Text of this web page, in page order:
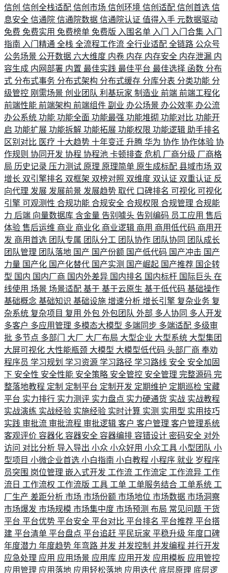
信创 信创全栈适配 信创市场 信创环境 信创适配 信创首选 信
息安全 信通院 信通院数据 信通院认证 值得入手 元数据驱动
免费 免费实用 免费榜单 免费版 入围名单 入门 入门合集 入门
指南 入门精通 全栈 全流程工作流 全行业适配 全链路 公众号
公务场景 公开数据 六大维度 内卷 内存 内存安全 内存泄漏 内
容生成 内网部署 内置 最佳实践 最佳平台 最佳选择 函数 分布
式 分布式事务 分布式架构 分布式缓存 分库分表 分类功能 分
级管控 刚需场景 创业团队 利基玩家 制造业 前端 前端工程化
前端性能 前端架构 前端组件 副业 办公场景 办公效率 办公流
办公系统 功能 功能全面 功能最强 功能堆砌 功能对比 功能开
启 功能扩展 功能拆解 功能拓展 功能权限 功能逻辑 助手排名
区别对比 医疗 十大趋势 十年变迁 升腾 华为 协作 协作体验 协
作规则 协同开发 协程 协程池 卡顿排查 危机 厂商分级 厂商格
局 历史记录 压力测试 原理 原理简单 原生成标配 县域市场 双
增长 双引擎排名 双框架 双榜对照 双维度 双认证 双重认证 反
向代理 发展 发展前景 发展趋势 取代 口碑排名 可视化 可视化
引擎 可观测性 合规功能 合规安全 合规权限 合规管理 合规能
力 后端 向量数据库 含金量 告别噱头 告别编码 员工应用 售后
体验 售后运维 商业 商业化 商业逻辑 商用 商用低代码 商用开
发 商用首选 团队专属 团队分工 团队协作 团队协同 团队成长
团队管理 团队落地 国产 国产份额 国产低代码 国产冲击 国产
力量 国产化 国产化替代 国产实测 国产崛起 国产推荐 国企转
型 国内 国内厂商 国内外差异 国内排名 国内标杆 国际巨头 在
线使用 场景 场景适配 基于 基于云原生 基于低代码 基础操作
基础概念 基础知识 基础设施 增速分析 增长引擎 复杂业务 复
杂系统 复杂项目 复用 外包 外包团队 外部 多人协同 多人开发
多客户 多应用管理 多模态大模型 多端同步 多端适配 多级审
批 多节点 多部门 大厂 大厂布局 大型企业 大型系统 大型集团
大屏可视化 大性能瓶颈 大模型 大模型低代码 头部厂商 奉劝
程序员 学习规划 学习资源 学习路径 学习路线 安全 安全加固
下 安全性 安全性能 安全策略 安全管控 安全管理 完整源码 完
整落地教程 定制 定制平台 定制开发 定期维护 定期巡检 宝藏
平台 实力排行 实力测评 实力盘点 实力硬通货 实战 实战教程
实战演练 实战经验 实施经验 实时计算 实测 实用型 实用技巧
实践 审批流 审批流程 审批逻辑 客户 客户管理 客户管理系统
客观评价 容器化 容器安全 容器编排 容错设计 密码安全 对外
访问 对比分析 导入导出 小众 小众好用 小众工具 小型团队 小
型项目 小微企业首选 小白指南 小白教程 小程序 就业 岁程序
员突围 岗位管理 嵌入式开发 工作流 工作流定 工作流异 工作
流日 工作流权 工作流版 工具 工单 工单服务结合 工单系统 工
厂生产 差距分析 市场 市场份额 市场地位 市场数据 市场洞察
市场爆发 市场规模 市场集中度 市场预测 布局 常见问题 干货
平台 平台优势 平台安全 平台对比 平台排名 平台推荐 平台搭
建 平台清单 平台盘点 平台追赶 平民玩家 平稳升级 年度口碑
年度潜力 年度趋势 年弯路 并发 并发控制 并发编程 并行开发
应急处理 应用 应用场景 应用库 应用开发 应用模板 应用管控
应用管理 应用落地 应用轻松落地 应用迭代 底层原理 底层逻